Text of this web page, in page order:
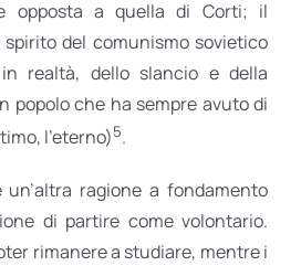
opposta a quella di Corti; il
del comunismo sovietico
realtà, dello slancio e della
popolo che ha sempre avuto di
l’eterno)5.
un’altra ragione a fondamento
di partire come volontario.
rimanere a studiare, mentre i